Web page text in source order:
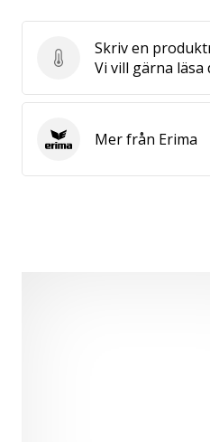
Skriv en
Skriv en
Vi vill gärna läsa
ErimaMer från Erima